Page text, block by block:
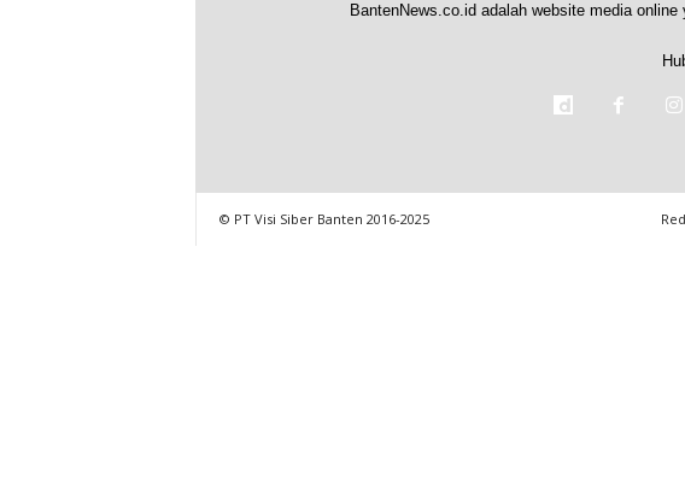
BantenNews.co.id adalah website media
© PT Visi Siber Banten 2016-2025